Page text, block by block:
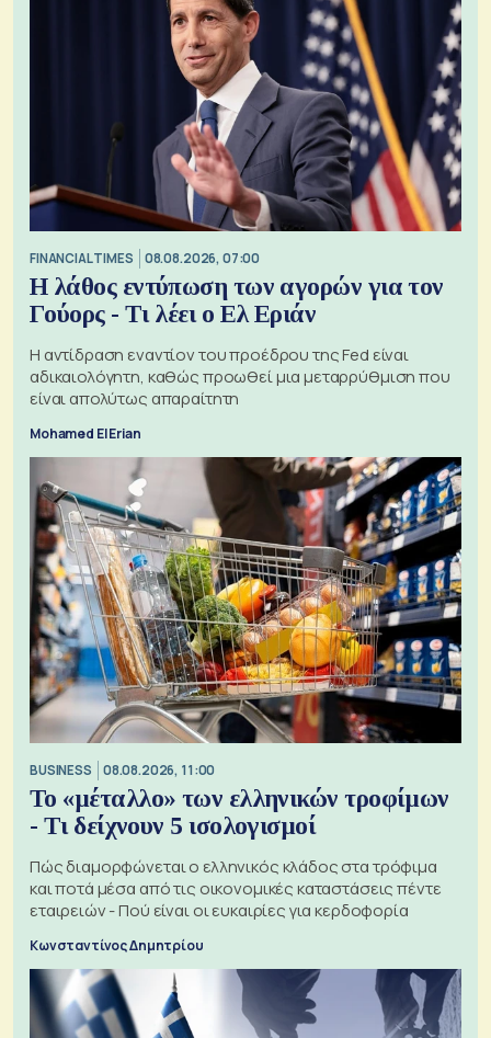
FINANCIAL TIMES 08.08.2026, 07:00
Η λάθος εντύπωση των αγορών για τον
Γούορς - Τι λέει ο Ελ Εριάν
Η αντίδραση εναντίον του προέδρου της Fed είναι
αδικαιολόγητη, καθώς προωθεί μια μεταρρύθμιση που
είναι απολύτως απαραίτητη
Mohamed El Erian
BUSINESS 08.08.2026, 11:00
Το «μέταλλο» των ελληνικών τροφίμων
- Τι δείχνουν 5 ισολογισμοί
Πώς διαμορφώνεται ο ελληνικός κλάδος στα τρόφιμα
και ποτά μέσα από τις οικονομικές καταστάσεις πέντε
εταιρειών - Πού είναι οι ευκαιρίες για κερδοφορία
Κωνσταντίνος Δημητρίου